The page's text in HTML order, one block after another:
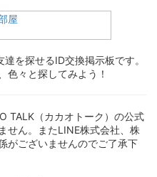
を探せるID交換掲示板です。
色々と探してみよう！
TALK（カカオトーク）の公式
せん。またLINE株式会社、株
がございませんのでご了承下